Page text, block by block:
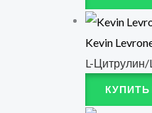
Kevin
L-Цитрулин/
КУПИТЬ